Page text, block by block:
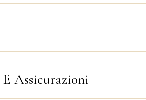
Assicurazioni